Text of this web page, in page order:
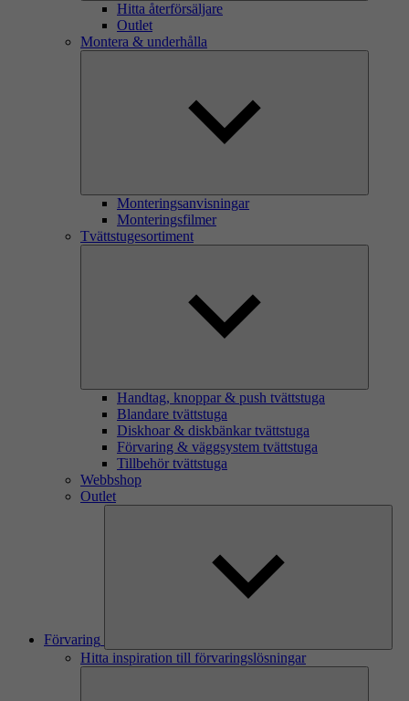
Hitta återförsäljare
Outlet
Montera & underhålla
Monteringsanvisningar
Monteringsfilmer
Tvättstugesortiment
Handtag, knoppar & push tvättstuga
Blandare tvättstuga
Diskhoar & diskbänkar tvättstuga
Förvaring & väggsystem tvättstuga
Tillbehör tvättstuga
Webbshop
Outlet
Förvaring
Hitta inspiration till förvaringslösningar